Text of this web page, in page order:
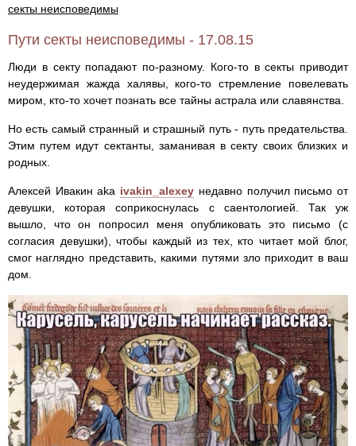
секты неисповедимы
Пути секты неисповедимы - 17.08.15
Люди в секту попадают по-разному. Кого-то в секты приводит
неудержимая жажда халявы, кого-то стремление повелевать
миром, кто-то хочет познать все тайны астрала или славянства.
Но есть самый странный и страшный путь - путь предательства.
Этим путем идут сектанты, заманивая в секту своих близких и
родных.
Алексей Ивакин aka ivakin_alexey недавно получил письмо от
девушки, которая соприкоснулась с саентологией. Так уж
вышло, что он попросил меня опубликовать это письмо (с
согласия девушки), чтобы каждый из тех, кто читает мой блог,
смог наглядно представить, какими путями зло приходит в ваш
дом.